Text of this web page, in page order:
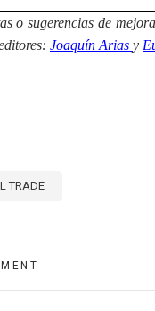
o sugerencias de
Joaquín Arias y
TRADE